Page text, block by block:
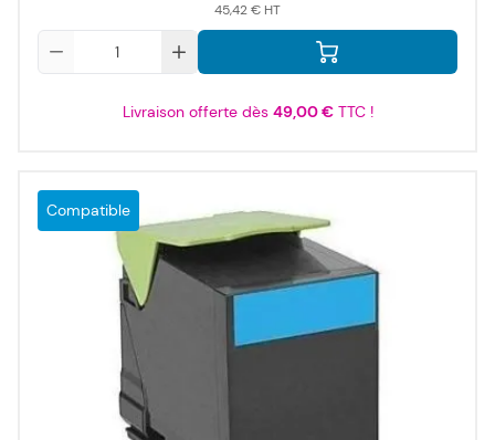
45,42 €
Livraison offerte dès 49,00 €TTC !
Compatible